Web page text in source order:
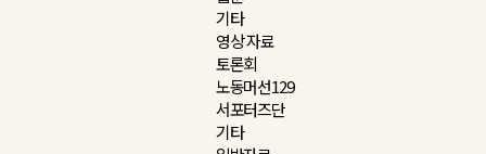
기타
영상 자료
토론회
노동머선129
서포터즈단
기타